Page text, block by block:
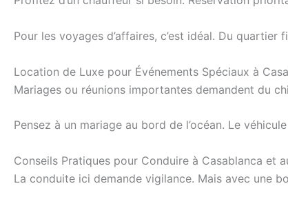
Pour les voyages d’affaires, c’est idéal. Du
Location de Luxe pour Événements Spéciaux à
Mariages ou réunions importantes demandent du
Pensez à un mariage au bord de l’océan. Le
Conseils Pratiques pour Conduire à Casablanca et
La conduite ici demande vigilance. Mais avec une